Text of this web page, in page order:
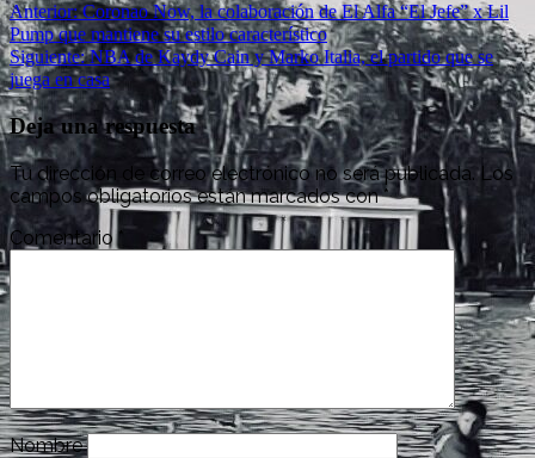
Anterior:Coronao Now, la colaboración de El Alfa “El Jefe” x Lil
Pump que mantiene su estilo característico
Siguiente:NBA de Kaydy Cain y Marko Italia, el partido que se
juega en casa
Deja una respuesta
Tu dirección de correo electrónico no será publicada. Los
campos obligatorios están marcados con*
Comentario*
Nombre